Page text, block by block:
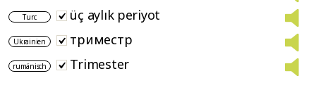
Turc üç aylık periyot
Ukrainien триместр
rumänisch Trimester